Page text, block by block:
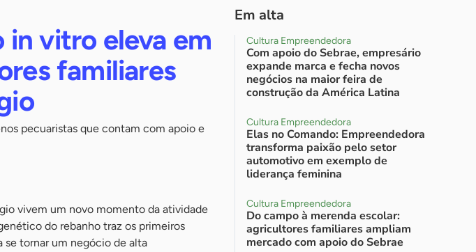
in vitro eleva em
familiares
pecuaristas que contam com apoio e
vivem um novo momento da atividade
do rebanho traz os primeiros
se tornar um negócio de alta
Em alta
Cultura Empreendedora
Com apoio do Sebrae, empresário
expande marca e fecha novos
negócios na maior feira de
construção da América Latina
Cultura Empreendedora
Elas no Comando: Empreendedora
transforma paixão pelo setor
automotivo em exemplo de
liderança feminina
Cultura Empreendedora
Do campo à merenda escolar:
agricultores familiares ampliam
mercado com apoio do Sebrae